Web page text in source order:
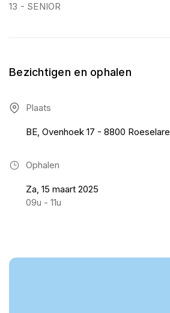
13 - SENIOR
Bezichtigen en ophalen
Plaats
BE, Ovenhoek 17 - 8800 Roeselare
Ophalen
Za, 15 maart 2025
09u - 11u